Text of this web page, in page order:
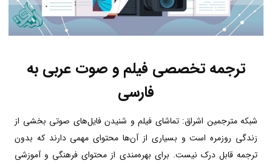
ترجمه تخصصی فیلم و صوت عربی به
فارسی
شبکه مترجمین اشراق: تماشای فیلم و شنیدن فایل‌های صوتی بخشی از
زندگی روزمره است و بسیاری از آن‌ها محتوای مهمی دارند که بدون
ترجمه قابل درک نیست. برای بهره‌مندی از محتوای فرهنگی و آموزشی